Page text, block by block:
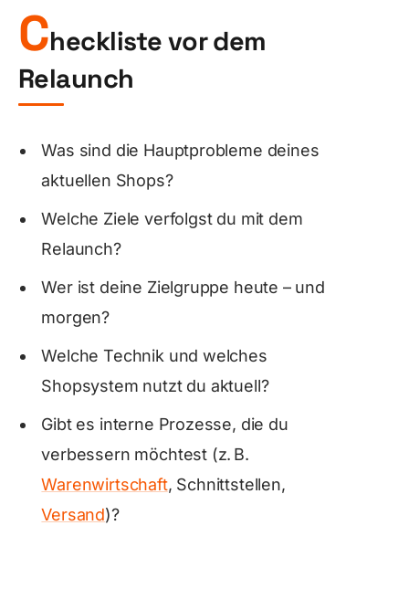
Checkliste vor dem
Relaunch
Was sind die Hauptprobleme deines
aktuellen Shops?
Welche Ziele verfolgst du mit dem
Relaunch?
Wer ist deine Zielgruppe heute – und
morgen?
Welche Technik und welches
Shopsystem nutzt du aktuell?
Gibt es interne Prozesse, die du
verbessern möchtest (z. B.
Warenwirtschaft, Schnittstellen,
Versand)?